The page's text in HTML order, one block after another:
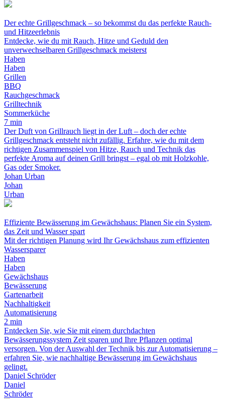
Der echte Grillgeschmack – so bekommst du das perfekte Rauch-
und Hitzeerlebnis
Entdecke, wie du mit Rauch, Hitze und Geduld den
unverwechselbaren Grillgeschmack meisterst
Haben
Haben
Grillen
BBQ
Rauchgeschmack
Grilltechnik
Sommerküche
7 min
Der Duft von Grillrauch liegt in der Luft – doch der echte
Grillgeschmack entsteht nicht zufällig. Erfahre, wie du mit dem
richtigen Zusammenspiel von Hitze, Rauch und Technik das
perfekte Aroma auf deinen Grill bringst – egal ob mit Holzkohle,
Gas oder Smoker.
Johan Urban
Johan
Urban
Effiziente Bewässerung im Gewächshaus: Planen Sie ein System,
das Zeit und Wasser spart
Mit der richtigen Planung wird Ihr Gewächshaus zum effizienten
Wassersparer
Haben
Haben
Gewächshaus
Bewässerung
Gartenarbeit
Nachhaltigkeit
Automatisierung
2 min
Entdecken Sie, wie Sie mit einem durchdachten
Bewässerungssystem Zeit sparen und Ihre Pflanzen optimal
versorgen. Von der Auswahl der Technik bis zur Automatisierung –
erfahren Sie, wie nachhaltige Bewässerung im Gewächshaus
gelingt.
Daniel Schröder
Daniel
Schröder